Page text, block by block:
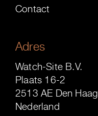
Contact
Adres
Watch-Site B.V.
Plaats 16-2
2513 AE Den Haag
Nederland